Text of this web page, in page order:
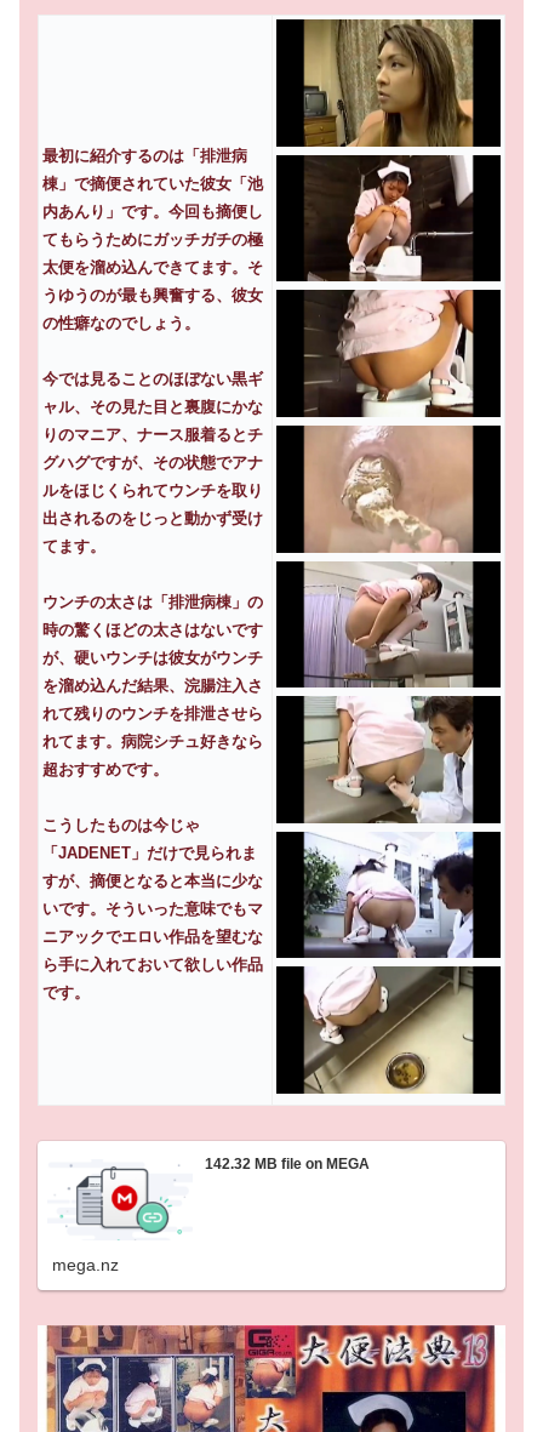
最初に紹介するのは「排泄病
棟」で摘便されていた彼女「池
内あんり」です。今回も摘便し
てもらうためにガッチガチの極
太便を溜め込んできてます。そ
うゆうのが最も興奮する、彼女
の性癖なのでしょう。
今では見ることのほぼない黒ギ
ャル、その見た目と裏腹にかな
りのマニア、ナース服着るとチ
グハグですが、その状態でアナ
ルをほじくられてウンチを取り
出されるのをじっと動かず受け
てます。
ウンチの太さは「排泄病棟」の
時の驚くほどの太さはないです
が、硬いウンチは彼女がウンチ
を溜め込んだ結果、浣腸注入さ
れて残りのウンチを排泄させら
れてます。病院シチュ好きなら
超おすすめです。
こうしたものは今じゃ
「JADENET」だけで見られま
すが、摘便となると本当に少な
いです。そういった意味でもマ
ニアックでエロい作品を望むな
ら手に入れておいて欲しい作品
です。
142.32 MB file on MEGA
mega.nz